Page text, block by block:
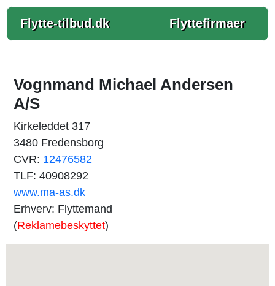
Flytte-tilbud.dk Flyttefirmaer
Vognmand Michael Andersen
A/S
Kirkeleddet 317
3480 Fredensborg
CVR: 12476582
TLF: 40908292
www.ma-as.dk
Erhverv: Flyttemand
(Reklamebeskyttet)